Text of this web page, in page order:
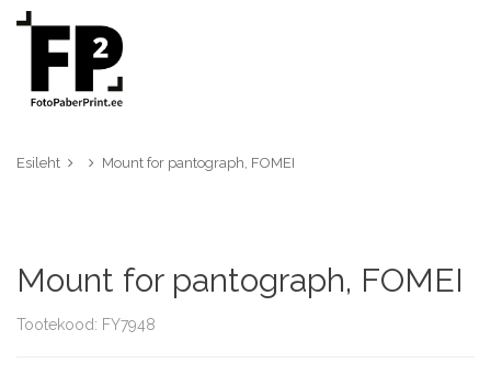
Esileht Mount for pantograph, FOMEI
Mount for pantograph, FOMEI
Tootekood: FY7948